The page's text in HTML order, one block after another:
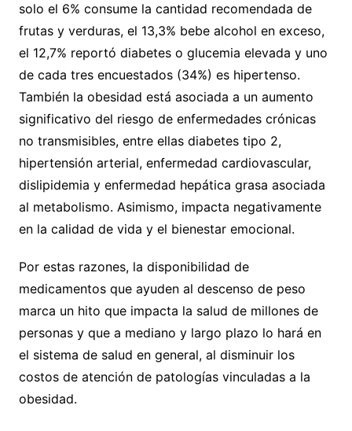
solo el 6% consume la cantidad recomendada de
frutas y verduras, el 13,3% bebe alcohol en exceso,
el 12,7% reportó diabetes o glucemia elevada y uno
de cada tres encuestados (34%) es hipertenso.
También la obesidad está asociada a un aumento
significativo del riesgo de enfermedades crónicas
no transmisibles, entre ellas diabetes tipo 2,
hipertensión arterial, enfermedad cardiovascular,
dislipidemia y enfermedad hepática grasa asociada
al metabolismo. Asimismo, impacta negativamente
en la calidad de vida y el bienestar emocional.
Por estas razones, la disponibilidad de
medicamentos que ayuden al descenso de peso
marca un hito que impacta la salud de millones de
personas y que a mediano y largo plazo lo hará en
el sistema de salud en general, al disminuir los
costos de atención de patologías vinculadas a la
obesidad.